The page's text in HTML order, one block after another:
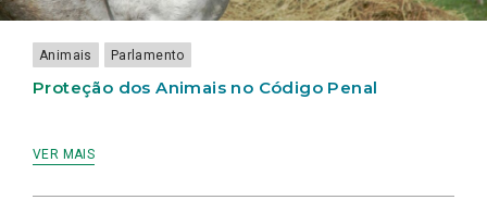
Animais Parlamento
Proteção dos Animais no Código Penal
VER MAIS
LAMEIRINHO